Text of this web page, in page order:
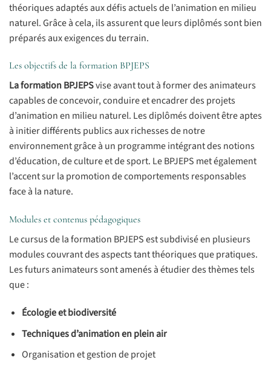
théoriques adaptés aux défis actuels de l’animation en milieu
naturel. Grâce à cela, ils assurent que leurs diplômés sont bien
préparés aux exigences du terrain.
Les objectifs de la formation BPJEPS
La formation BPJEPSvise avant tout à former des animateurs
capables de concevoir, conduire et encadrer des projets
d’animation en milieu naturel. Les diplômés doivent être aptes
à initier différents publics aux richesses de notre
environnement grâce à un programme intégrant des notions
d’éducation, de culture et de sport. Le BPJEPS met également
l’accent sur la promotion de comportements responsables
face à la nature.
Modules et contenus pédagogiques
Le cursus de la formation BPJEPS est subdivisé en plusieurs
modules couvrant des aspects tant théoriques que pratiques.
Les futurs animateurs sont amenés à étudier des thèmes tels
que :
Écologie et biodiversité
Techniques d’animation en plein air
Organisation et gestion de projet